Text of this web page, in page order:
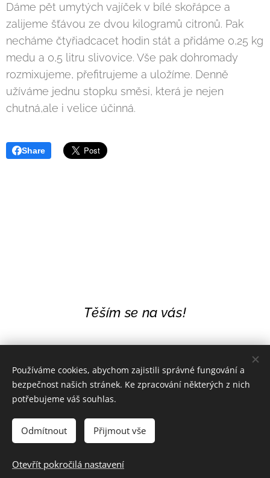
Dáme pět umytých vajíček v bílé skořápce a
zalijeme šťávou ze dvou kilogramů citronů. Pak
necháme čtyřiadcacet hodin stát a přidáme 0,25 kg
medu a 0,5 litru slivovice. Vše pak dohromady
rozmixujeme, přefitrujeme a uložíme. Denně
užíváme jednu stopku směsi, která je nejen
chutná,ale i velice účinná.
Share
Těším se na vás!
Duchovní kurzy
Používáme cookies, abychom zajistili správné fungování a
bezpečnost našich stránek. Ke zpracování některých z nich
potřebujeme váš souhlas.
Odmítnout Přijmout vše
Otevřít pokročilá nastavení